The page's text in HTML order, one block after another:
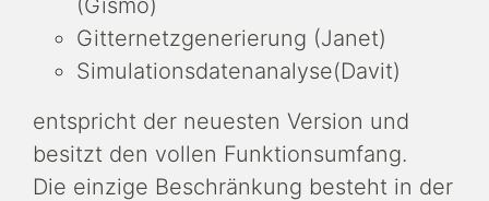
(Gismo)
Gitternetzgenerierung (Janet)
Simulationsdatenanalyse(Davit)
entspricht der neuesten Version und
besitzt den vollen Funktionsumfang.
Die einzige Beschränkung besteht in der